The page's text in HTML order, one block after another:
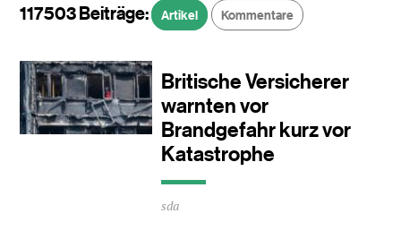
117503 Beiträge: Artikel Kommentare
Britische Versicherer
warnten vor
Brandgefahr kurz vor
Katastrophe
Durchschnittliche
Lesezeit
sda